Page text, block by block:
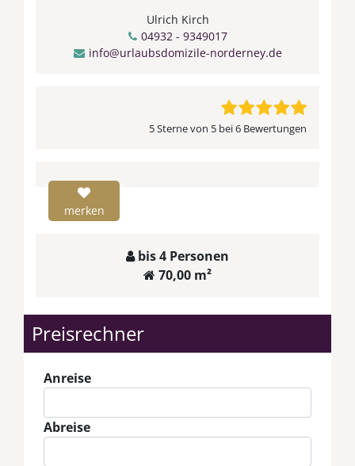
Ulrich Kirch
04932 - 9349017
info@urlaubsdomizile-norderney.de
5 Sterne von 5 bei 6 Bewertungen
merken
bis 4 Personen
70,00 m²
Preisrechner
Anreise
Abreise